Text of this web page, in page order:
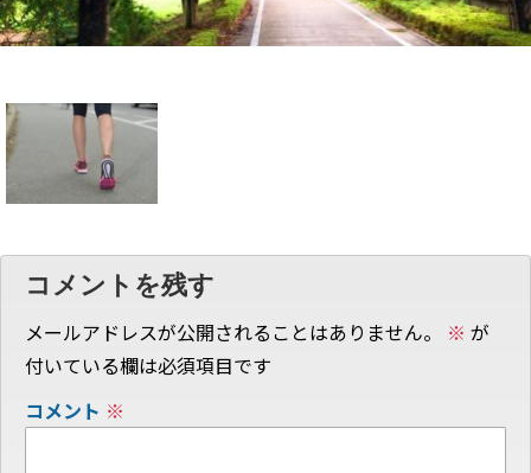
コメントを残す
メールアドレスが公開されることはありません。 ※ が
付いている欄は必須項目です
コメント ※